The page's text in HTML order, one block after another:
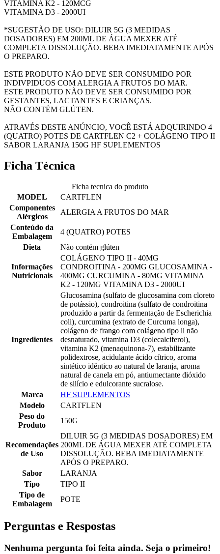
VITAMINA K2 - 120MCG
VITAMINA D3 - 2000UI
*SUGESTÃO DE USO: DILUIR 5G (3 MEDIDAS
DOSADORES) EM 200ML DE ÁGUA MEXER ATÉ
COMPLETA DISSOLUÇÃO. BEBA IMEDIATAMENTE APÓS
O PREPARO.
ESTE PRODUTO NÃO DEVE SER CONSUMIDO POR
INDIVPIDUOS COM ALERGIA A FRUTOS DO MAR.
ESTE PRODUTO NÃO DEVE SER CONSUMIDO POR
GESTANTES, LACTANTES E CRIANÇAS.
NÃO CONTÉM GLÚTEN.
ATRAVÉS DESTE ANÚNCIO, VOCÊ ESTÁ ADQUIRINDO 4
(QUATRO) POTES DE CARTFLEN C2 + COLÁGENO TIPO II
SABOR LARANJA 150G HF SUPLEMENTOS
Ficha Técnica
Ficha tecnica do produto
MODEL
CARTFLEN
Componentes
Alérgicos
ALERGIA A FRUTOS DO MAR
Conteúdo da
Embalagem
4 (QUATRO) POTES
Dieta
Não contém glúten
Informações
Nutricionais
COLÁGENO TIPO II - 40MG
CONDROITINA - 200MG GLUCOSAMINA -
400MG CURCUMINA - 80MG VITAMINA
K2 - 120MG VITAMINA D3 - 2000UI
Ingredientes
Glucosamina (sulfato de glucosamina com cloreto
de potássio), condroitina (sulfato de condroitina
produzido a partir da fermentação de Escherichia
coli), curcumina (extrato de Curcuma longa),
colágeno de frango com colágeno tipo ll não
desnaturado, vitamina D3 (colecalciferol),
vitamina K2 (menaquinona-7), estabilizante
polidextrose, acidulante ácido cítrico, aroma
sintético idêntico ao natural de laranja, aroma
natural de canela em pó, antiumectante dióxido
de silício e edulcorante sucralose.
Marca
HF SUPLEMENTOS
Modelo
CARTFLEN
Peso do
Produto
150G
Recomendações
de Uso
DILUIR 5G (3 MEDIDAS DOSADORES) EM
200ML DE ÁGUA MEXER ATÉ COMPLETA
DISSOLUÇÃO. BEBA IMEDIATAMENTE
APÓS O PREPARO.
Sabor
LARANJA
Tipo
TIPO II
Tipo de
Embalagem
POTE
Perguntas e Respostas
Nenhuma pergunta foi feita ainda. Seja o primeiro!